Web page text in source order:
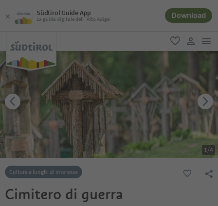
Südtirol Guide App
La guida digitale dell´Alto Adige Download
favoriti
user link
1/4
Cultura e luoghi di interesse
Cimitero di guerra